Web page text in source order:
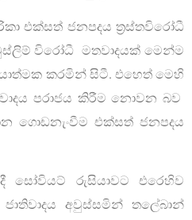
එක්සත් ජනපදය ත්‍රස්තවිරෝධී
විරෝධී මතවාදයක් මෙන්ම
කරමින් සිටී. එහෙත් මෙහි
පරාජය කිරීම නොවන බව
ගොඩනැංවීම එක්සත් ජනපදය
සෝවියට් රුසියාවට එරෙහිව
අවුස්සමින් තලේබාන්